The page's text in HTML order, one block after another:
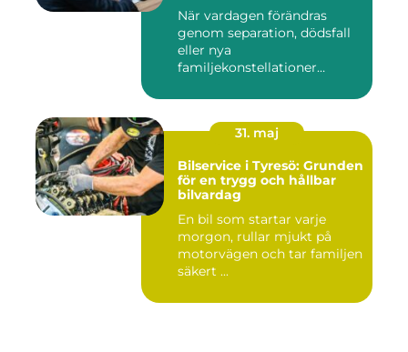
När vardagen förändras
genom separation, dödsfall
eller nya
familjekonstellationer
31. maj
Bilservice i Tyresö: Grunden
för en trygg och hållbar
bilvardag
En bil som startar varje
morgon, rullar mjukt på
motorvägen och tar familjen
säkert ...